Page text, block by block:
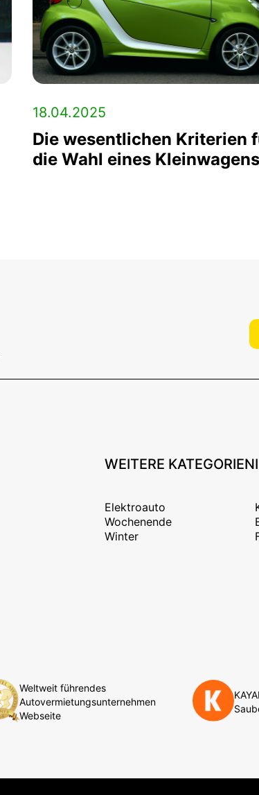
18.04.2025
Die wesentlichen Kriterien
die Wahl eines
WEITERE KATEGORIEN
Elektroauto
Wochenende
Winter
Weltweit führendes
Autovermietungsunternehmen
Webseite